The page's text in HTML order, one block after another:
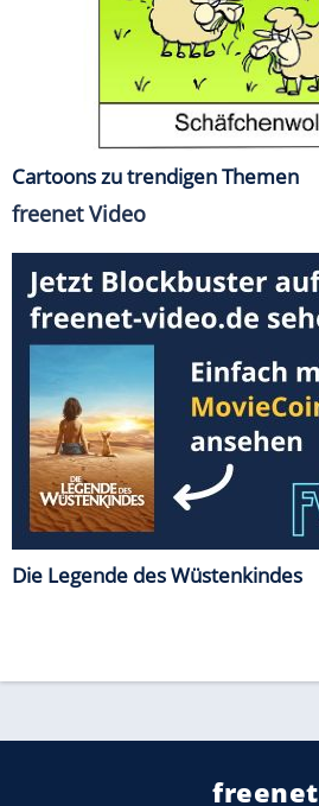
Cartoons zu trendigen Themen
freenet Video
Die Legende des Wüstenkindes
freenet